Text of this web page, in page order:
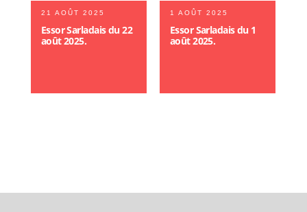
21 AOÛT 2025
Essor Sarladais du 22
août 2025.
1 AOÛT 2025
Essor Sarladais du 1
août 2025.